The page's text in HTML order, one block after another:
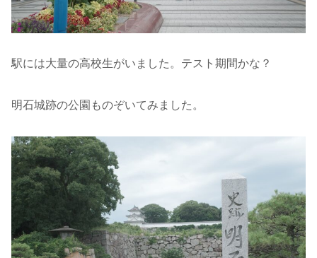
駅には大量の高校生がいました。テスト期間かな？
明石城跡の公園ものぞいてみました。